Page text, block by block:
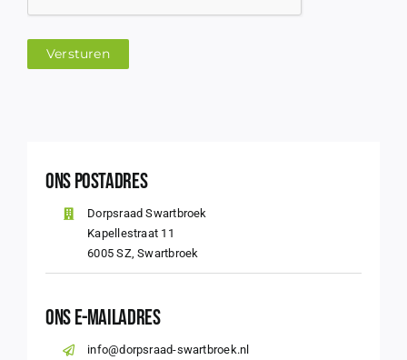
Versturen
Ons Postadres
Dorpsraad Swartbroek
Kapellestraat 11
6005 SZ, Swartbroek
Ons E-mailadres
info@dorpsraad-swartbroek.nl